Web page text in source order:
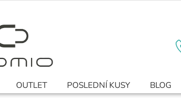
OUTLET POSLEDNÍ KUSY BLOG